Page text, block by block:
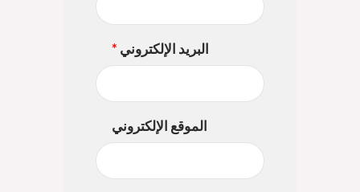
البريد الإلكتروني *
الموقع الإلكتروني